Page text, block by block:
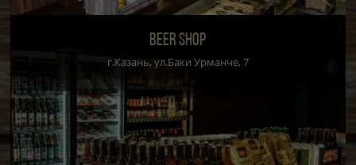
BEER SHOP
г.Казань, ул.Баки Урманче, 7